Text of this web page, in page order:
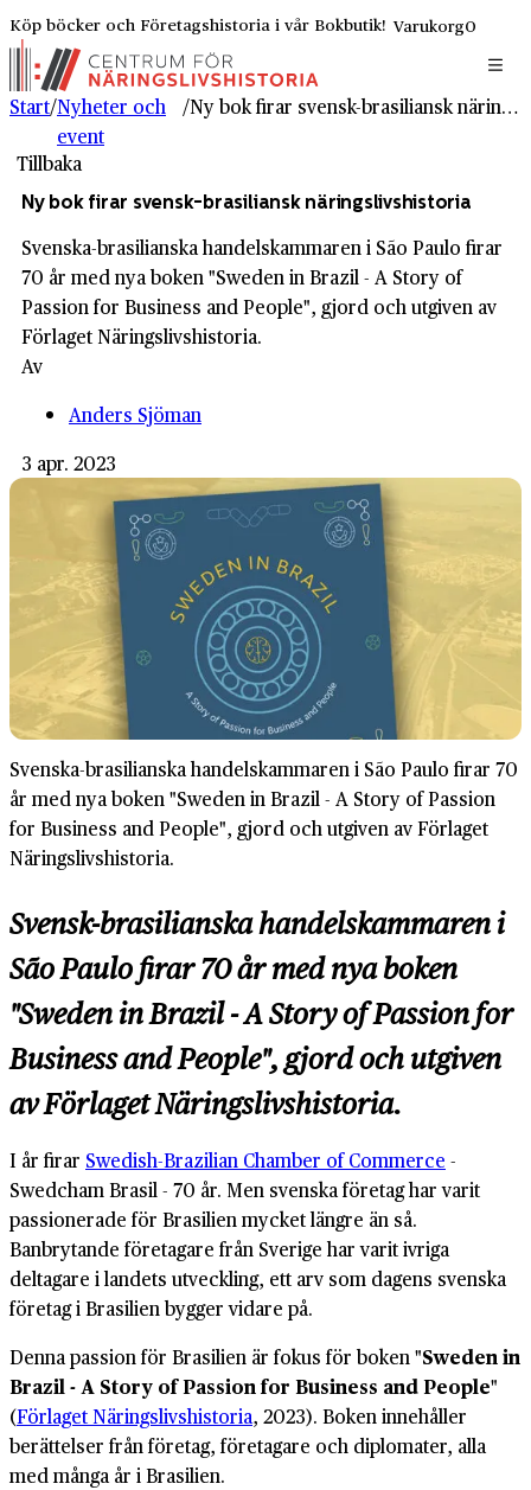
Köp böcker och Företagshistoria i vår Bokbutik! Varukorg0
Start/Nyheter och
event
/ Ny bok firar svensk-brasiliansk näringslivshistoria
Tillbaka
Ny bok firar svensk-brasiliansk näringslivshistoria
Svenska-brasilianska handelskammaren i São Paulo firar
70 år med nya boken "Sweden in Brazil - A Story of
Passion for Business and People", gjord och utgiven av
Förlaget Näringslivshistoria.
Av
Anders Sjöman
3 apr. 2023
Svenska-brasilianska handelskammaren i São Paulo firar 70
år med nya boken "Sweden in Brazil - A Story of Passion
for Business and People", gjord och utgiven av Förlaget
Näringslivshistoria.
Svensk-brasilianska handelskammaren i
São Paulo firar 70 år med nya boken
"Sweden in Brazil - A Story of Passion for
Business and People", gjord och utgiven
av Förlaget Näringslivshistoria.
I år firar Swedish-Brazilian Chamber of Commerce -
Swedcham Brasil - 70 år. Men svenska företag har varit
passionerade för Brasilien mycket längre än så.
Banbrytande företagare från Sverige har varit ivriga
deltagare i landets utveckling, ett arv som dagens svenska
företag i Brasilien bygger vidare på.
Denna passion för Brasilien är fokus för boken "Sweden in
Brazil - A Story of Passion for Business and People"
(Förlaget Näringslivshistoria, 2023). Boken innehåller
berättelser från företag, företagare och diplomater, alla
med många år i Brasilien.